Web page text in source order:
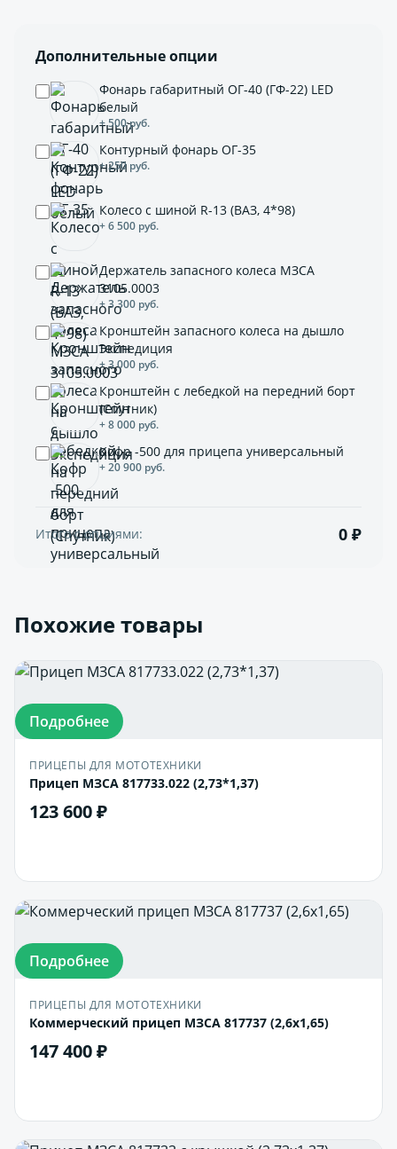
Дополнительные опции
Фонарь габаритный ОГ-40 (ГФ-22) LED
белый
+ 500 руб.
Контурный фонарь ОГ-35
+ 250 руб.
Колесо с шиной R-13 (ВАЗ, 4*98)
+ 6 500 руб.
Держатель запасного колеса МЗСА
3105.0003
+ 3 300 руб.
Кронштейн запасного колеса на дышло
Экспедиция
+ 3 000 руб.
Кронштейн с лебедкой на передний борт
(Спутник)
+ 8 000 руб.
Кофр -500 для прицепа универсальный
+ 20 900 руб.
Итого с опциями: 0 ₽
Похожие товары
Подробнее
ПРИЦЕПЫ ДЛЯ МОТОТЕХНИКИ
Прицеп МЗСА 817733.022 (2,73*1,37)
123 600 ₽
Подробнее
ПРИЦЕПЫ ДЛЯ МОТОТЕХНИКИ
Коммерческий прицеп МЗСА 817737 (2,6х1,65)
147 400 ₽